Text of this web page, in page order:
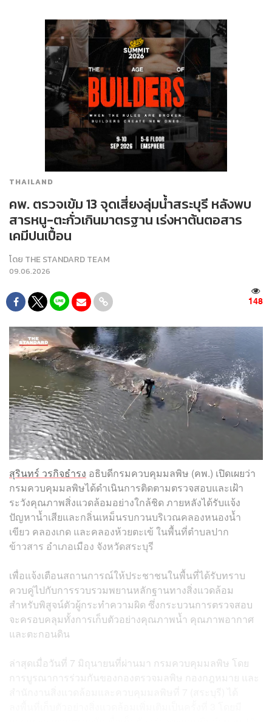
THAILAND
คพ. ตรวจเข้ม 13 จุดเสี่ยงลุ่มน้ำสระบุรี หลังพบ
สารหนู-ตะกั่วเกินมาตรฐาน เร่งหาต้นตอสาร
เคมีปนเปื้อน
โดย THE STANDARD TEAM
09.06.2026
148
สุรินทร์ วรกิจธำรง อธิบดีกรมควบคุมมลพิษ (คพ.) เปิดเผยว่า
กรมควบคุมมลพิษได้ดำเนินการติดตามตรวจสอบและเฝ้า
ระวังคุณภาพสิ่งแวดล้อมอย่างใกล้ชิด ภายหลังได้รับแจ้ง
ปัญหาน้ำเสียและกลิ่นเหม็นรบกวนบริเวณคลองหนองน้ำ
เขียว คลองเกด และคลองห้วยตะเข้ ในพื้นที่ตำบลปาก
ข้าวสาร อำเภอเมือง จังหวัดสระบุรี
เพื่อแจ้งเตือนสถานการณ์ให้ประชาชนในพื้นที่ได้รับทราบ
ควบคู่ไปกับการรวบรวมพยานหลักฐานทางสิ่งแวดล้อม
สำหรับพิสูจน์ตัวผู้กระทำความผิด ซึ่งกระบวนการตรวจสอบ
จะครอบคลุมทั้งการเก็บตัวอย่างคุณภาพน้ำ คุณภาพอากาศ
และตะกอนดิน
ล่าสุดเมื่อวันที่ 7 มิถุนายนที่ผ่านมา กรมควบคุมมลพิษ โดย
การบูรณาการร่วมกันของกองตรวจมลพิษ กองกฎหมาย และ